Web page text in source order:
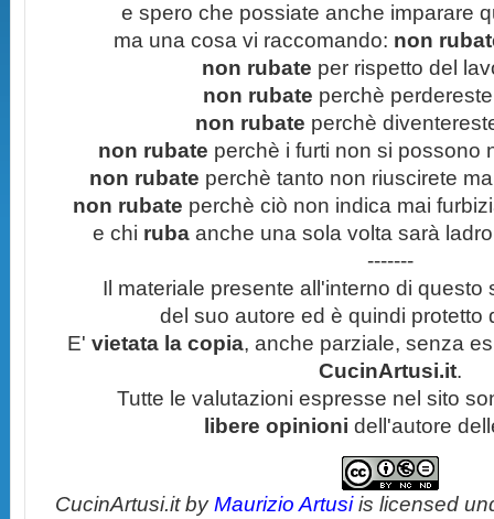
e spero che possiate anche imparare
ma una cosa vi raccomando: non
non rubate per rispetto del
non rubate perchè
non rubate perchè
non rubate perchè i furti non si possono
non rubate perchè tanto non riuscirete
non rubate perchè ciò non indica mai
e chi ruba anche una sola volta sarà
-------
Il materiale presente all'interno di questo
del suo autore ed è quindi protetto
E' vietata la copia, anche parziale, senza
CucinArtusi.it.
Tutte le valutazioni espresse nel sito
libere opinioni dell'autore
CucinArtusi.itbyMaurizio Artusiis licensed